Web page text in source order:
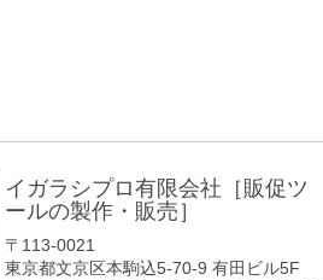
イガラシプロ有限会社［販促ツ
ールの製作・販売］
〒113-0021
東京都文京区本駒込5-70-9 有田ビル5F